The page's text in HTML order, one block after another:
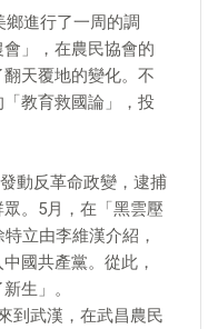
鄉進行了一周的調
」，在農民協會的
天覆地的變化。不
教育救國論」，投
動反革命政變，逮捕
。5月，在「黑雲壓
立由李維漢介紹，
國共產黨。從此，
生」。
到武漢，在武昌農民